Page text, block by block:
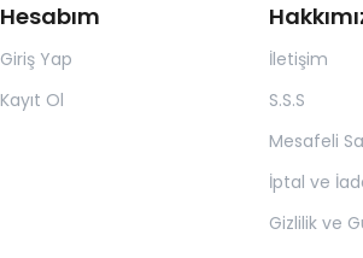
Hesabım
Giriş Yap
Kayıt Ol
İletişim
S.S.S
Mesafeli
İptal ve
Gizlilik ve